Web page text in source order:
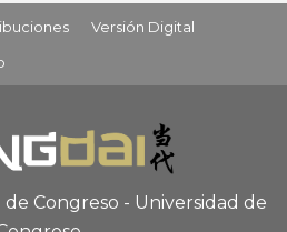
Versión Digital
Congreso - Universidad de